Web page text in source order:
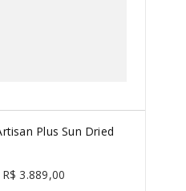
Plus Sun Dried
R$ 3.889,00